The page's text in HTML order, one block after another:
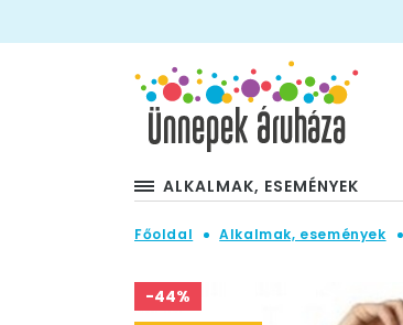
ALKALMAK, ESEMÉNYEK
Főoldal Alkalmak, események
-44%